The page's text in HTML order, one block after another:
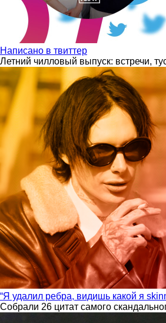
Написано в твиттер
Летний чилловый выпуск: встречи,
“Я удалил ребра, видишь какой я
Собрали 26 цитат самого